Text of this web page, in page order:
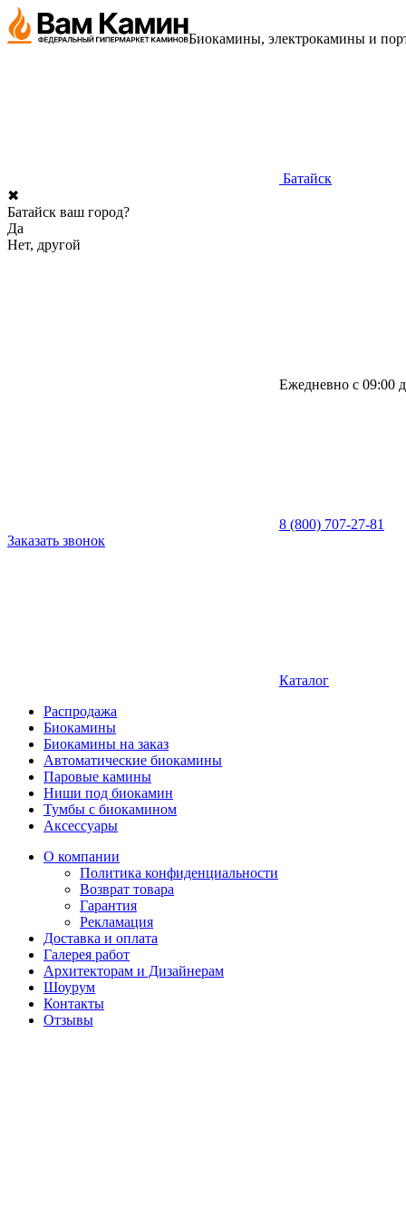
Биокамины, электрокамины и
Батайск
✖
Батайск ваш город?
Да
Нет, другой
Ежедневно с 09:00
8 (800) 707-27-81
Заказать звонок
Каталог
Распродажа
Биокамины
Биокамины на заказ
Автоматические биокамины
Паровые камины
Ниши под биокамин
Тумбы с биокамином
Аксессуары
О компании
Политика конфиденциальности
Возврат товара
Гарантия
Рекламация
Доставка и оплата
Галерея работ
Архитекторам и Дизайнерам
Шоурум
Контакты
Отзывы